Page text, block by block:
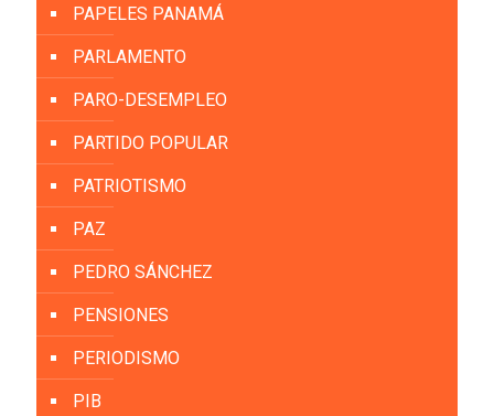
PAPELES PANAMÁ
PARLAMENTO
PARO-DESEMPLEO
PARTIDO POPULAR
PATRIOTISMO
PAZ
PEDRO SÁNCHEZ
PENSIONES
PERIODISMO
PIB